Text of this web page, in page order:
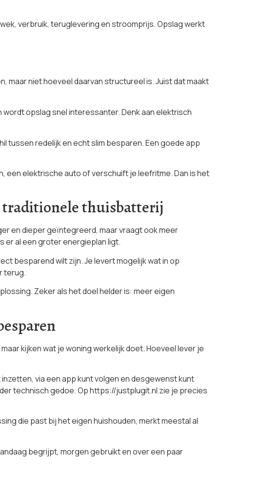
verbruik, teruglevering en stroomprijs. Opslag werkt
maar niet hoeveel daarvan structureel is. Juist dat maakt
wordt opslag snel interessanter. Denk aan elektrisch
tussen redelijk en echt slim besparen. Een goede app
een elektrische auto of verschuift je leefritme. Dan is het
traditionele thuisbatterij
en dieper geïntegreerd, maar vraagt ook meer
er al een groter energieplan ligt.
besparend wilt zijn. Je levert mogelijk wat in op
terug.
Zeker als het doel helder is: meer eigen
kijken wat je woning werkelijk doet. Hoeveel lever je
via een app kunt volgen en desgewenst kunt
technisch gedoe. Op https://justplugit.nl zie je precies
die past bij het eigen huishouden, merkt meestal al
begrijpt, morgen gebruikt en over een paar